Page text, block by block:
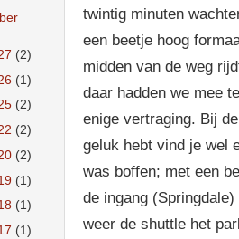
twintig minuten
een beetje hoog
midden van de weg
daar hadden we mee
enige vertraging. Bij
geluk hebt vind je wel
was boffen; met een
de ingang
weer de shuttle het
(2)
(1)
(2)
(2)
(2)
(1)
(1)
(1)